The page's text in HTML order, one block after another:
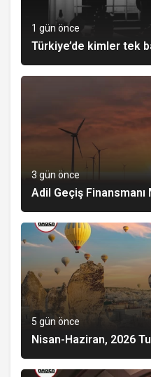
1 gün önce
Türkiye’de kimler tek
3 gün önce
Adil Geçiş
5 gün önce
Nisan-Haziran, 2026